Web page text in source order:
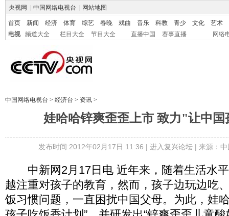
央视网 中国网络电视台 网站地图
首页 新闻 经济 体育 综艺 春晚 戏曲 音乐 科教 青少 文化
艺术
电视
频道大全 栏目大全 节目大全 直播中国 赛事直播 网络
中国网络电视台 > 经济台 > 资讯 >
娃哈哈锌爽歪歪上市 致力"让中
发布时间:2012年02月17日 11:36 | 进入复兴论坛| 来源：
中新网2月17日电 近年来，随着生活水平
越注重对孩子的教育，然而，孩子边玩边吃
饭习惯问题，一直困扰中国父母。为此，娃